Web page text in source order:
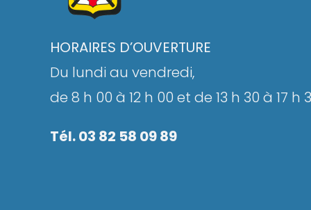
HORAIRES D’OUVERTURE
Du lundi au vendredi,
de 8 h 00 à 12 h 00 et de 13 h 30 à 17 h
Tél. 03 82 58 09 89